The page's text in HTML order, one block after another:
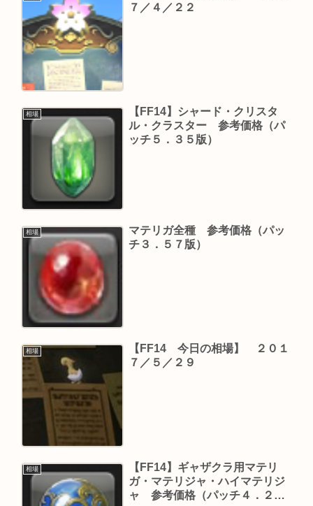
７／４／２２
相場
【FF14】シャード・クリスタ
ル・クラスター 参考価格（パ
ッチ５．３５版）
相場
マテリガ全種 参考価格（パッ
チ３．５７版）
相場
【FF14 今日の相場】 ２０１
７／５／２９
相場
【FF14】ギャザクラ用マテリ
ガ・マテリジャ・ハイマテリジ
ャ 参考価格（パッチ４．２５